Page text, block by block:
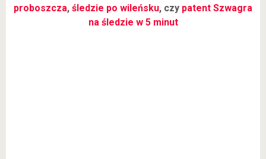
proboszcza, śledzie po wileńsku, czy patent Szwagra
na śledzie w 5 minut